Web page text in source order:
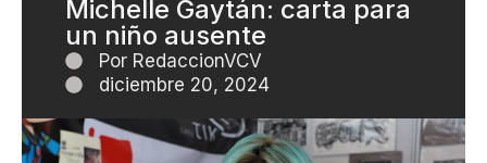
Michelle Gaytán: carta para
un niño ausente
Por RedaccionVCV
diciembre 20, 2024